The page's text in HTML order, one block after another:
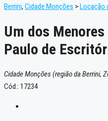
Berrini, Cidade Monções >Locação
Um dos
Paulo de
Cidade Monções (região da Berrini,
Cód.: 17234